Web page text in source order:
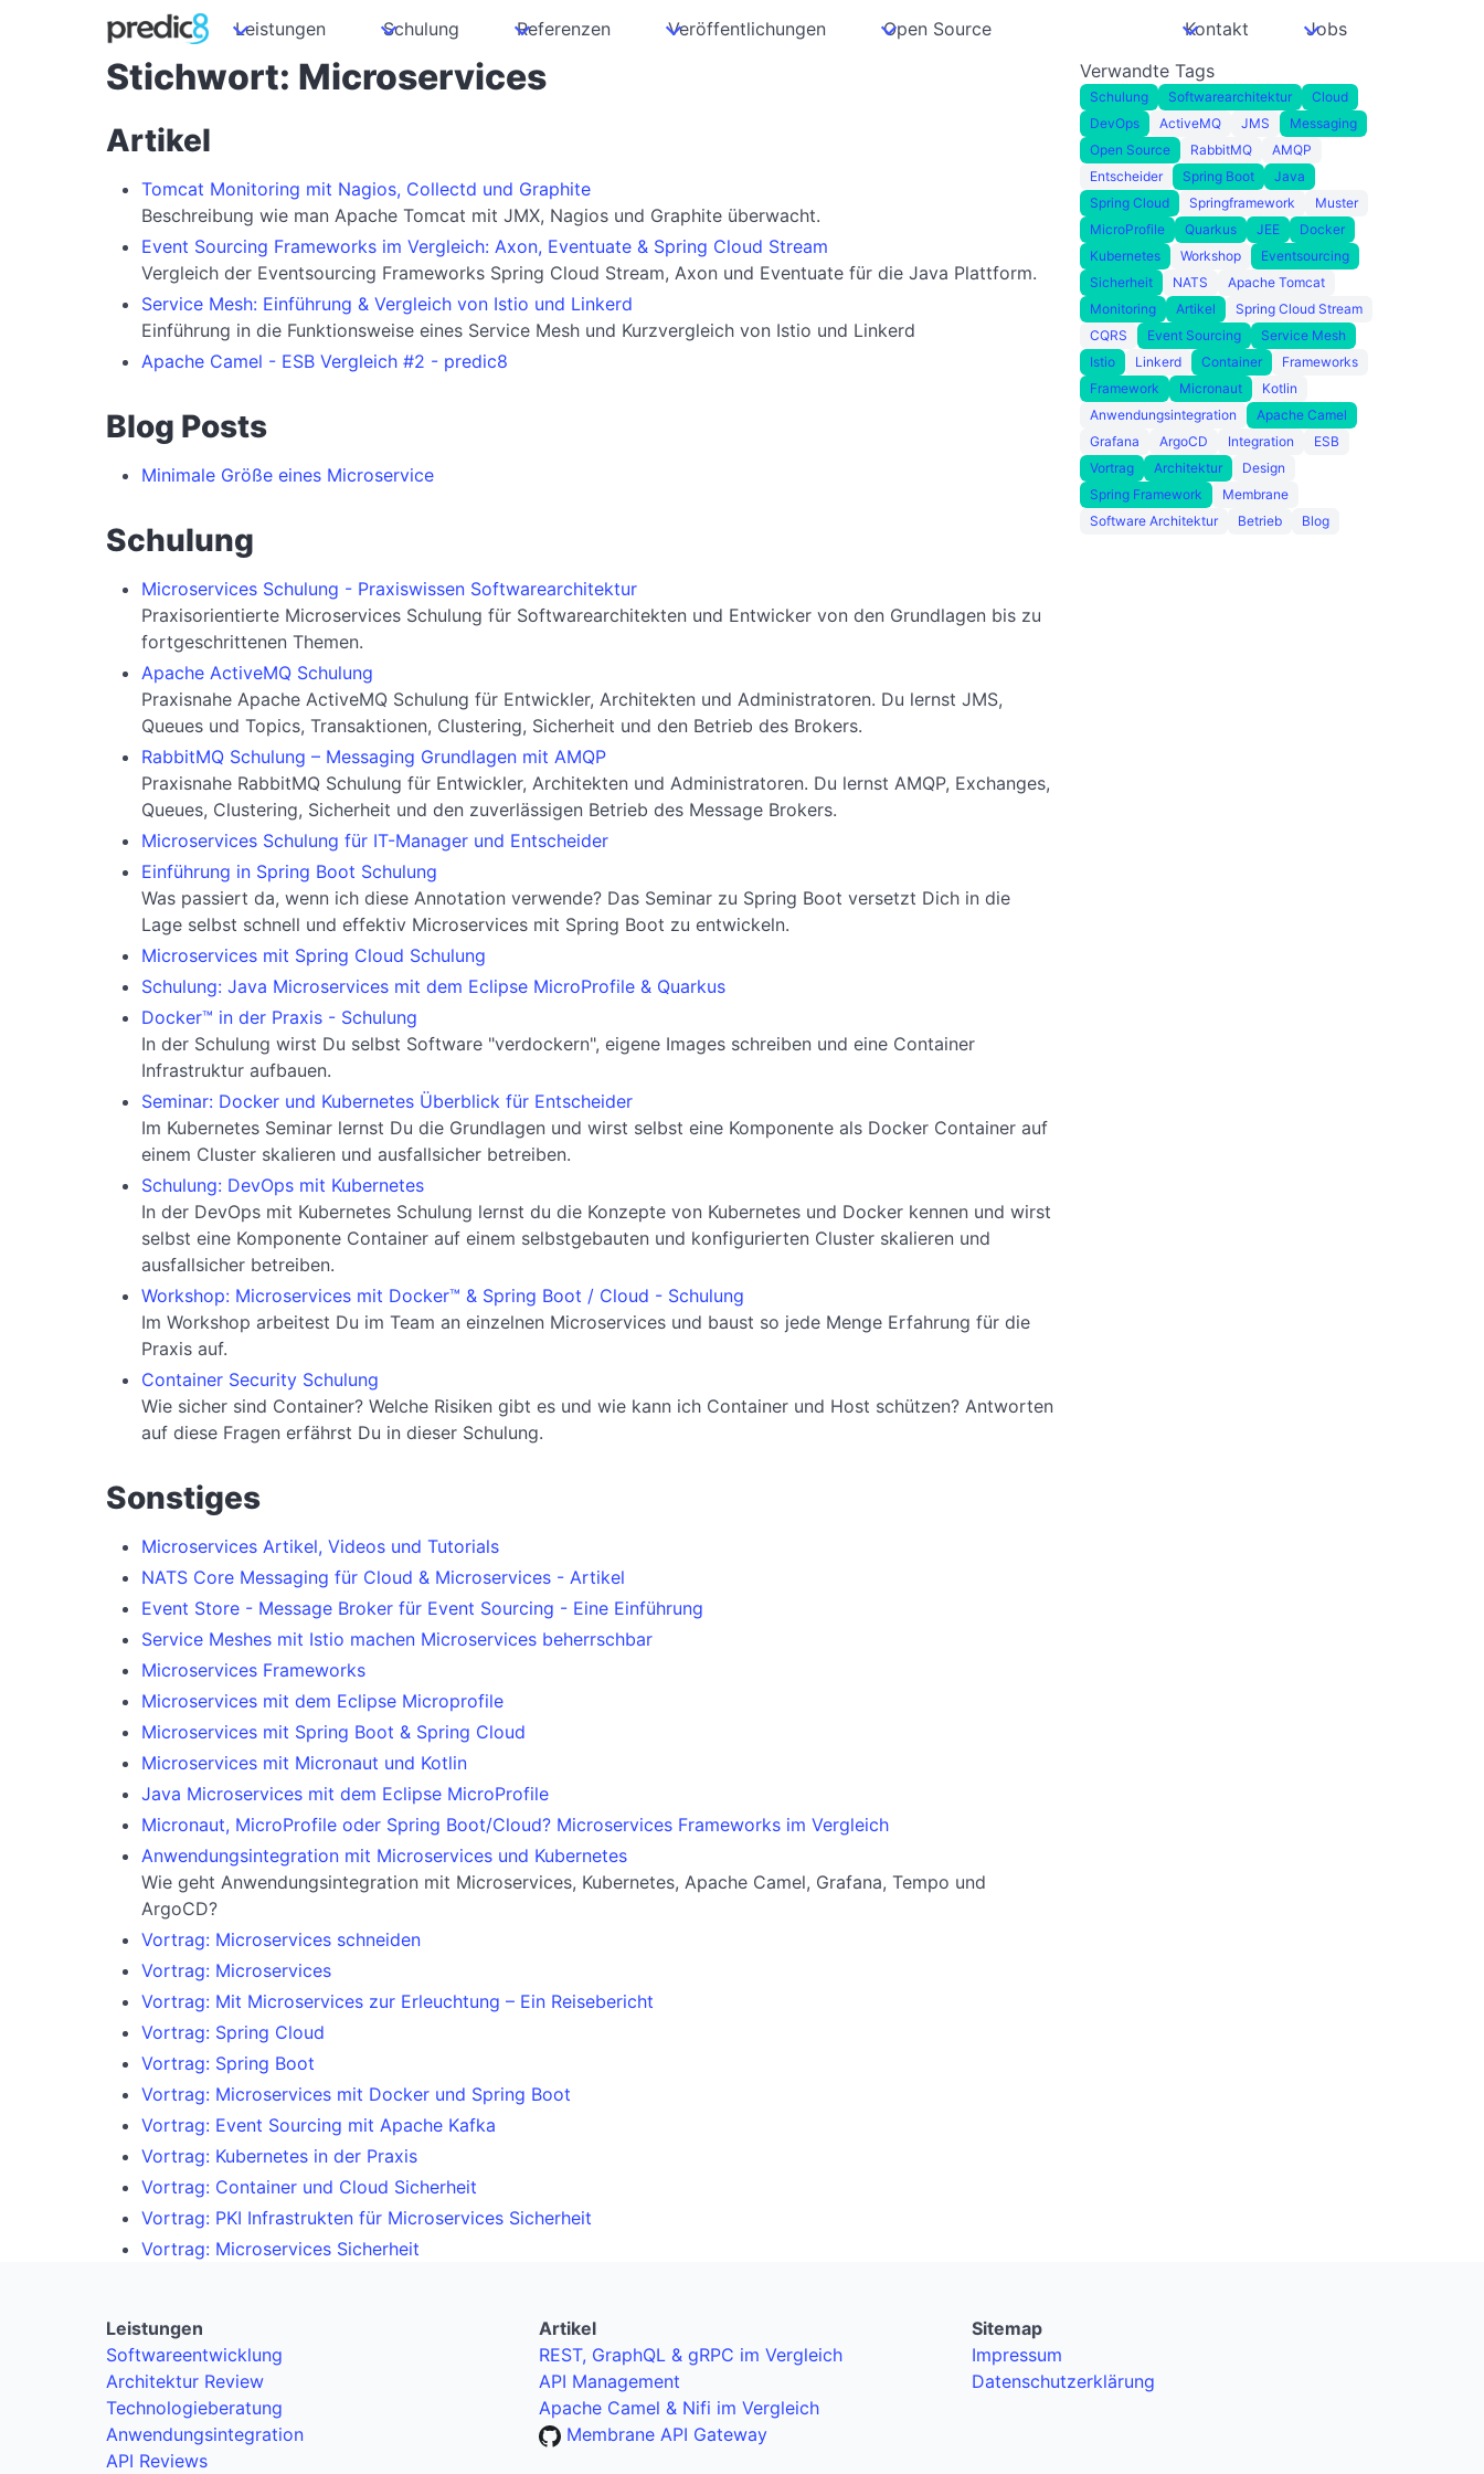
Leistungen Schulung Referenzen Veröffentlichungen Open Source Kontakt Jobs
Stichwort: Microservices
Artikel
Tomcat Monitoring mit Nagios, Collectd und Graphite
Beschreibung wie man Apache Tomcat mit JMX, Nagios und Graphite überwacht.
Event Sourcing Frameworks im Vergleich: Axon, Eventuate & Spring Cloud Stream
Vergleich der Eventsourcing Frameworks Spring Cloud Stream, Axon und Eventuate für die Java Plattform.
Service Mesh: Einführung & Vergleich von Istio und Linkerd
Einführung in die Funktionsweise eines Service Mesh und Kurzvergleich von Istio und Linkerd
Apache Camel - ESB Vergleich #2 - predic8
Blog Posts
Minimale Größe eines Microservice
Schulung
Microservices Schulung - Praxiswissen Softwarearchitektur
Praxisorientierte Microservices Schulung für Softwarearchitekten und Entwicker von den Grundlagen bis zu
fortgeschrittenen Themen.
Apache ActiveMQ Schulung
Praxisnahe Apache ActiveMQ Schulung für Entwickler, Architekten und Administratoren. Du lernst JMS,
Queues und Topics, Transaktionen, Clustering, Sicherheit und den Betrieb des Brokers.
RabbitMQ Schulung – Messaging Grundlagen mit AMQP
Praxisnahe RabbitMQ Schulung für Entwickler, Architekten und Administratoren. Du lernst AMQP, Exchanges,
Queues, Clustering, Sicherheit und den zuverlässigen Betrieb des Message Brokers.
Microservices Schulung für IT-Manager und Entscheider
Einführung in Spring Boot Schulung
Was passiert da, wenn ich diese Annotation verwende? Das Seminar zu Spring Boot versetzt Dich in die
Lage selbst schnell und effektiv Microservices mit Spring Boot zu entwickeln.
Microservices mit Spring Cloud Schulung
Schulung: Java Microservices mit dem Eclipse MicroProfile & Quarkus
Docker™ in der Praxis - Schulung
In der Schulung wirst Du selbst Software "verdockern", eigene Images schreiben und eine Container
Infrastruktur aufbauen.
Seminar: Docker und Kubernetes Überblick für Entscheider
Im Kubernetes Seminar lernst Du die Grundlagen und wirst selbst eine Komponente als Docker Container auf
einem Cluster skalieren und ausfallsicher betreiben.
Schulung: DevOps mit Kubernetes
In der DevOps mit Kubernetes Schulung lernst du die Konzepte von Kubernetes und Docker kennen und wirst
selbst eine Komponente Container auf einem selbstgebauten und konfigurierten Cluster skalieren und
ausfallsicher betreiben.
Workshop: Microservices mit Docker™ & Spring Boot / Cloud - Schulung
Im Workshop arbeitest Du im Team an einzelnen Microservices und baust so jede Menge Erfahrung für die
Praxis auf.
Container Security Schulung
Wie sicher sind Container? Welche Risiken gibt es und wie kann ich Container und Host schützen? Antworten
auf diese Fragen erfährst Du in dieser Schulung.
Sonstiges
Microservices Artikel, Videos und Tutorials
NATS Core Messaging für Cloud & Microservices - Artikel
Event Store - Message Broker für Event Sourcing - Eine Einführung
Service Meshes mit Istio machen Microservices beherrschbar
Microservices Frameworks
Microservices mit dem Eclipse Microprofile
Microservices mit Spring Boot & Spring Cloud
Microservices mit Micronaut und Kotlin
Java Microservices mit dem Eclipse MicroProfile
Micronaut, MicroProfile oder Spring Boot/Cloud? Microservices Frameworks im Vergleich
Anwendungsintegration mit Microservices und Kubernetes
Wie geht Anwendungsintegration mit Microservices, Kubernetes, Apache Camel, Grafana, Tempo und
ArgoCD?
Vortrag: Microservices schneiden
Vortrag: Microservices
Vortrag: Mit Microservices zur Erleuchtung – Ein Reisebericht
Vortrag: Spring Cloud
Vortrag: Spring Boot
Vortrag: Microservices mit Docker und Spring Boot
Vortrag: Event Sourcing mit Apache Kafka
Vortrag: Kubernetes in der Praxis
Vortrag: Container und Cloud Sicherheit
Vortrag: PKI Infrastrukten für Microservices Sicherheit
Vortrag: Microservices Sicherheit
Verwandte Tags
Schulung Softwarearchitektur
Cloud
DevOps
ActiveMQ JMS
Messaging
Open Source
RabbitMQ
AMQP
Entscheider
Spring Boot
Java
Spring Cloud
Springframework
Muster
MicroProfile
Quarkus JEE
Docker
Kubernetes
Workshop
Eventsourcing
Sicherheit
NATS
Apache Tomcat
Monitoring
Artikel
Spring Cloud Stream
CQRS
Event Sourcing
Service Mesh
Istio
Linkerd Container
Frameworks
Framework
Micronaut
Kotlin
Anwendungsintegration
Apache Camel
Grafana
ArgoCD Integration
ESB
Vortrag
Architektur
Design
Spring Framework
Membrane
Software Architektur
Betrieb Blog
Leistungen
Softwareentwicklung
Architektur Review
Technologieberatung
Anwendungsintegration
API Reviews
Artikel
REST, GraphQL & gRPC im Vergleich
API Management
Apache Camel & Nifi im Vergleich
Membrane API Gateway
Sitemap
Impressum
Datenschutzerklärung